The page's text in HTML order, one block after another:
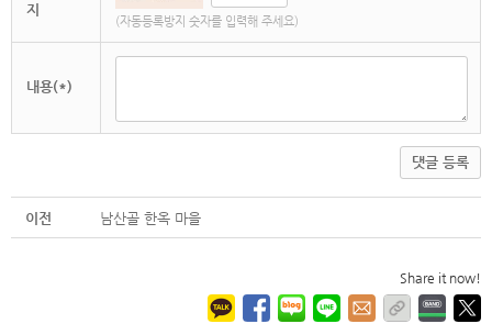
지
(자동등록방지 숫자를 입력해 주세요)
내용(*)
댓글 등록
이전 남산골 한옥 마을
Share it now!